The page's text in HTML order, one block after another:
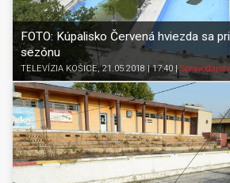
FOTO: Kúpalisko Červená hviezda sa
sezónu
TELEVÍZIA KOŠICE, 21.05.2018 | 17:40 |